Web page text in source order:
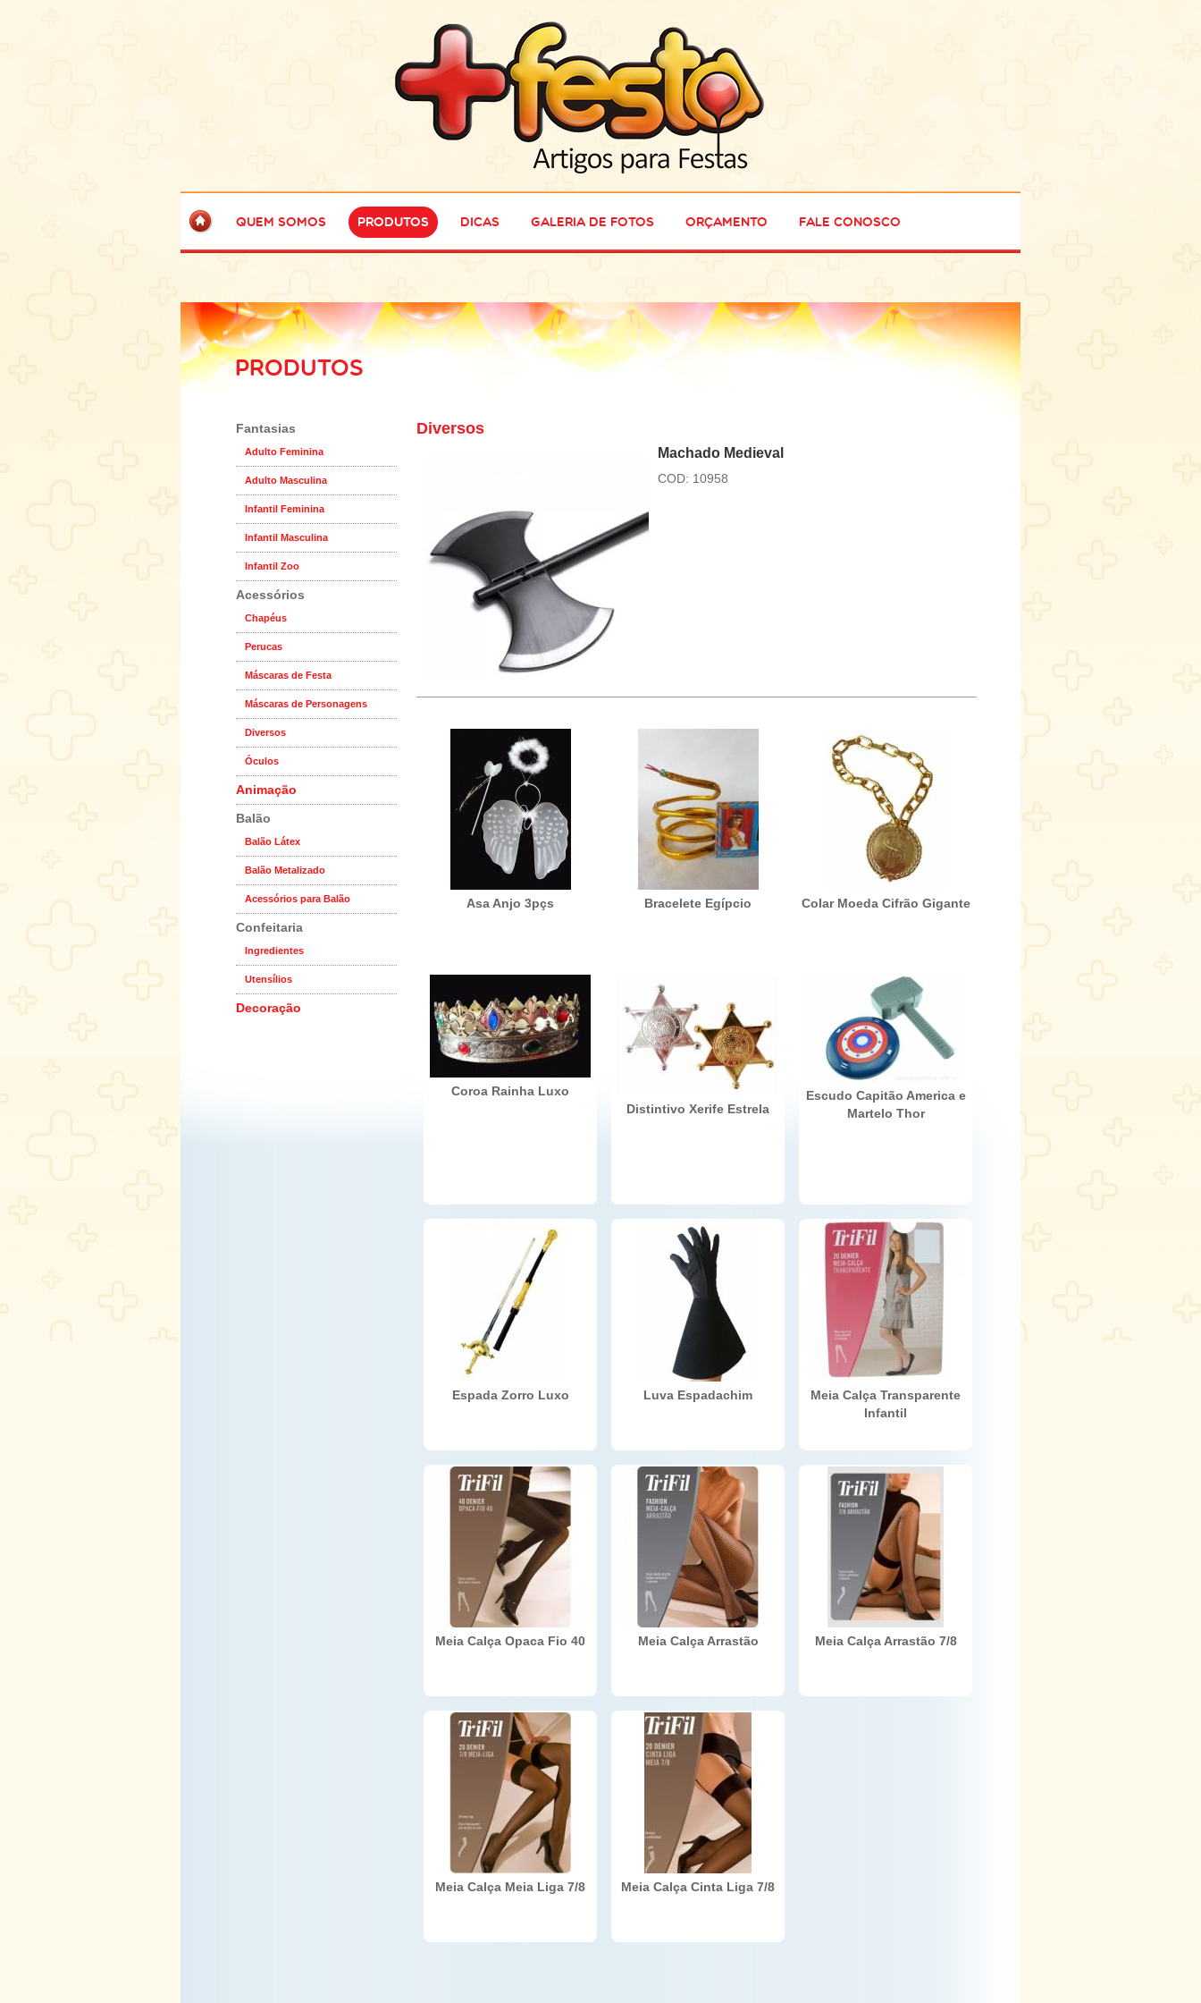
Quem Somos Produtos Dicas Galeria de Fotos Orçamento Fale Conosco
PRODUTOS
Fantasias
Adulto Feminina
Adulto Masculina
Infantil Feminina
Infantil Masculina
Infantil Zoo
Acessórios
Chapéus
Perucas
Máscaras de Festa
Máscaras de Personagens
Diversos
Óculos
Animação
Balão
Balão Látex
Balão Metalizado
Acessórios para Balão
Confeitaria
Ingredientes
Utensílios
Decoração
Diversos
Machado Medieval
COD: 10958
Asa Anjo 3pçs Bracelete Egípcio Colar Moeda Cifrão Gigante
Coroa Rainha Luxo
Distintivo Xerife Estrela
Escudo Capitão America e
Martelo Thor
Espada Zorro Luxo Luva Espadachim
Meia Calça Transparente
Infantil
Meia Calça Opaca Fio 40 Meia Calça Arrastão Meia Calça Arrastão 7/8
Meia Calça Meia Liga 7/8 Meia Calça Cinta Liga 7/8